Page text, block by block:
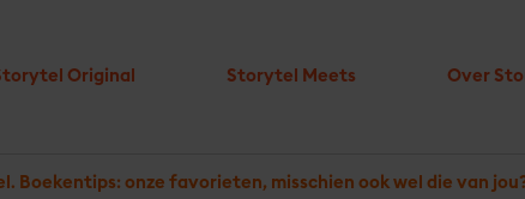
Original Storytel Meets Over
Boekentips: onze favorieten, misschien ook wel die van